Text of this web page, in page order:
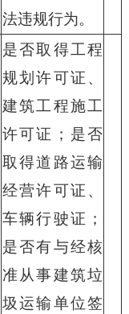
法违规行为。
是否取得工程
规划许可证、
建筑工程施工
许可证；是否
取得道路运输
经营许可证、
车辆行驶证；
是否有与经核
准从事建筑垃
圾运输单位签